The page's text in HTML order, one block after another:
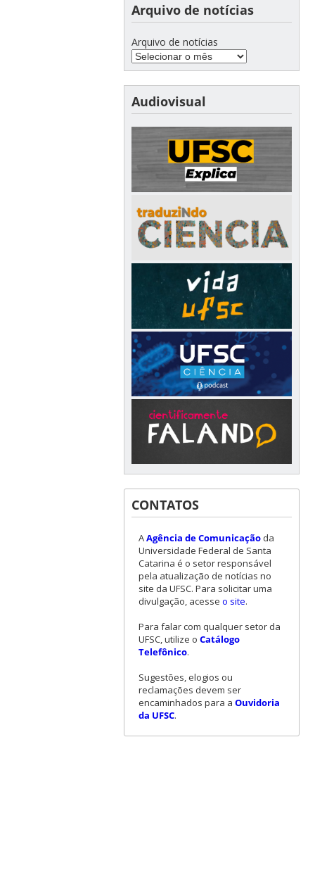
Arquivo de notícias
Arquivo de notícias
Audiovisual
CONTATOS
AAgência de Comunicaçãoda
Universidade Federal de Santa
Catarina é o setor responsável
pela atualização de notícias no
site da UFSC. Para solicitar uma
divulgação, acesse o site.
Para falar com qualquer setor da
UFSC, utilize o Catálogo
Telefônico.
Sugestões, elogios ou
reclamações devem ser
encaminhados para a Ouvidoria
da UFSC.